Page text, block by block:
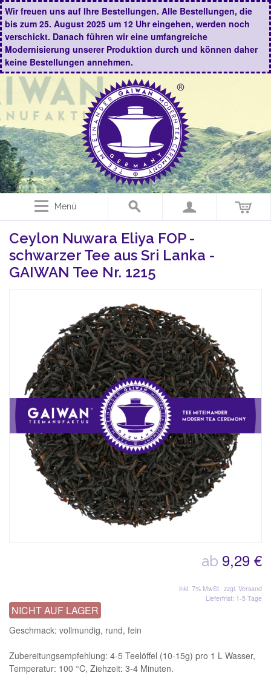
Wir freuen uns auf Ihre Bestellungen. Alle Bestellungen, die
bis zum 25. August 2025 um 12 Uhr eingehen, werden noch
verschickt. Danach führen wir eine umfangreiche
Modernisierung unserer Produktion durch und können daher
keine Bestellungen annehmen.
Menü
Ceylon Nuwara Eliya FOP -
schwarzer Tee aus Sri Lanka -
GAIWAN Tee Nr. 1215
ab 9,29 €
inkl. 7% MwSt. zzgl. Versand
Lieferfrist: 1-5 Tage
NICHT AUF LAGER
Geschmack: vollmundig, rund, fein
Zubereitungsempfehlung: 4-5 Teelöffel (10-15g) pro 1 L Wasser,
Temperatur: 100 °C, Ziehzeit: 3-4 Minuten.